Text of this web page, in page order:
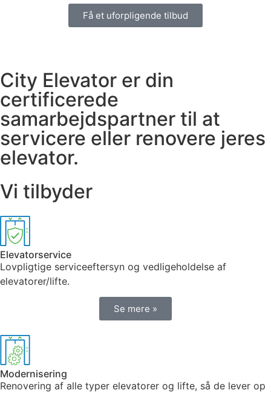
Få et uforpligende tilbud
City Elevator er din
certificerede
samarbejdspartner til at
servicere eller renovere jeres
elevator.
Vi tilbyder
Elevatorservice
Lovpligtige serviceeftersyn og vedligeholdelse af
elevatorer/lifte.
Se mere »
Modernisering
Renovering af alle typer elevatorer og lifte, så de lever op